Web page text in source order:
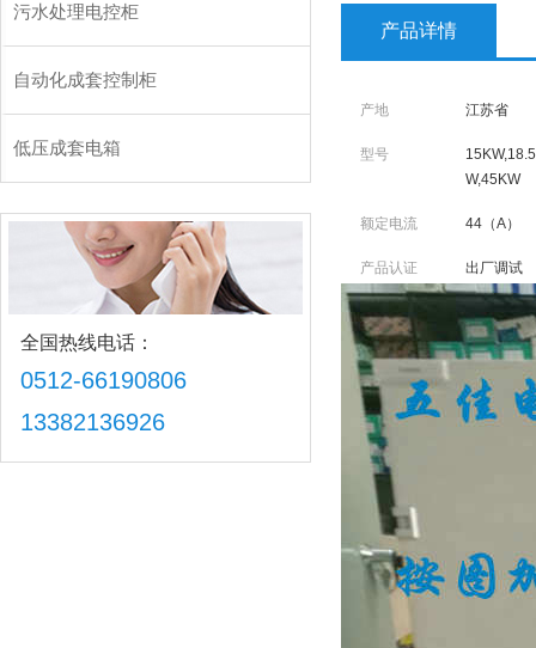
污水处理电控柜
自动化成套控制柜
低压成套电箱
全国热线电话：
0512-66190806
13382136926
产品详情
产地 江苏省
型号
W,45KW
额定电流 44（A）
产品认证 出厂调试